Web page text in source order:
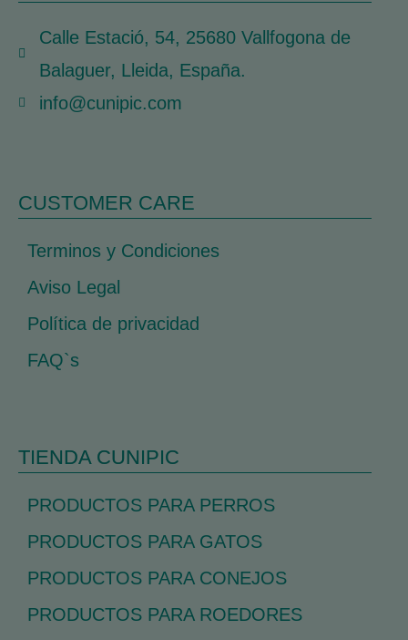
Calle Estació, 54, 25680 Vallfogona de
Balaguer, Lleida, España.
info@cunipic.com
CUSTOMER CARE
Terminos y Condiciones
Aviso Legal
Política de privacidad
FAQ`s
TIENDA CUNIPIC
PRODUCTOS PARA PERROS
PRODUCTOS PARA GATOS
PRODUCTOS PARA CONEJOS
PRODUCTOS PARA ROEDORES